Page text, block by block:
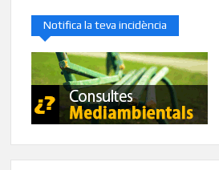
Notifica la teva incidència